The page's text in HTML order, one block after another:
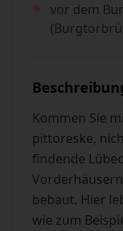
vor dem
Kommen Sie
pittoreske,
findende
bebaut. Hier
wie zum